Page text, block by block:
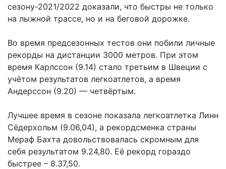
сезону-2021/2022 доказали, что быстры не только
на лыжной трассе, но и на беговой дорожке.
Во время предсезонных тестов они побили личные
рекорды на дистанции 3000 метров. При этом
время Карлссон (9.14) стало третьим в Швеции с
учётом результатов легкоатлетов, а время
Андерссон (9.20) — четвёртым.
Лучшее время в сезоне показала легкоатлетка Линн
Сёдерхольм (9.06,04), а рекордсменка страны
Мераф Бахта довольствовалась скромным для
себя результатом 9.24,80. Её рекорд гораздо
быстрее – 8.37,50.